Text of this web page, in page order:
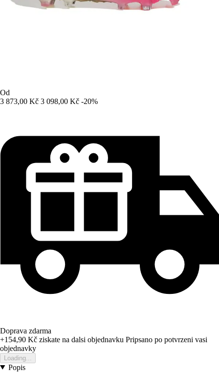
Od
3 873,00 Kč 3 098,00 Kč -20%
Doprava zdarma
+154,90 Kč ziskate na dalsi objednavku Pripsano po potvrzeni vasi
objednavky
Loading...
Popis